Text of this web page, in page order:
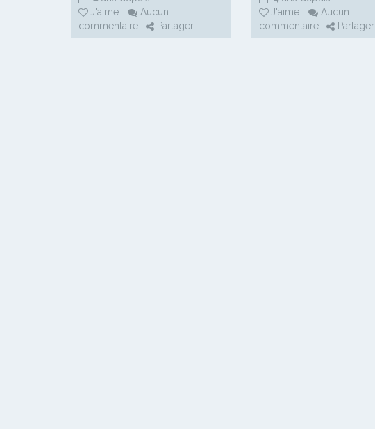
J'aime ...
Aucun
commentaire
Partager
J'aime ...
Aucun
commentaire
Partager